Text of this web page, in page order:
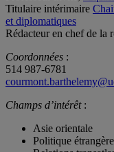
Titulaire intérimaire
et diplomatiques
Rédacteur en chef de la
Coordonnées :
514 987-6781
Champs d’intérêt:
Asie orientale
Politique